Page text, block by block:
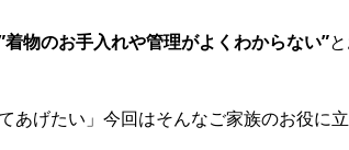
着物のお手入れや管理がよくわからない”
あげたい」今回はそんなご家族のお役に